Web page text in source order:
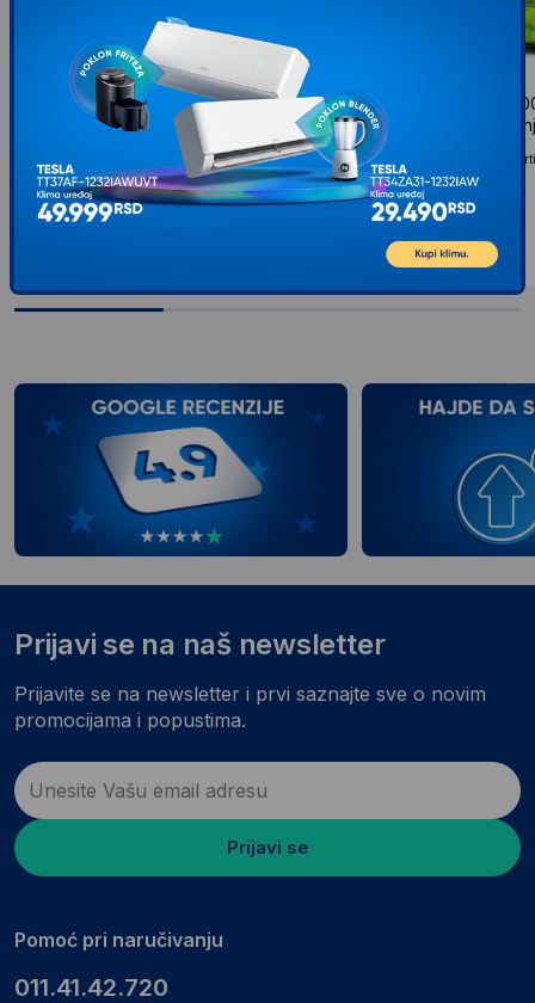
GARDENA Prozračivač trave
Combisystem 3395-20
Normal 0 21 false false false EN-US X-NONE X-
NONE /* Style Definitions */ table.MsoNormalTable
{mso-style-name:"Table Normal"; mso-tstyle-
rowband-size:0;...
9.949 00
FIELDMANN FZV
vertikulator za
FZV 2004-E Električni
13.89900RSD
Prijavi se na naš newsletter
Prijavite se na newsletter i prvi saznajte sve o novim
promocijama i popustima.
Prijavi se
Pomoć pri naručivanju
011.41.42.720